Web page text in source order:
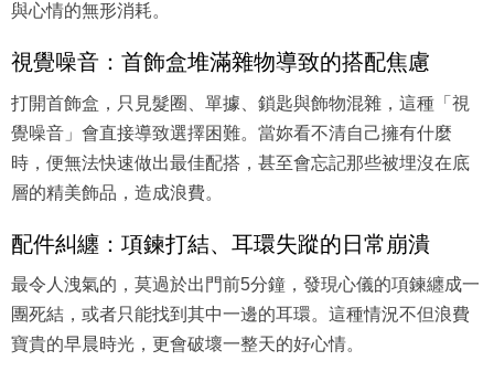
與心情的無形消耗。
視覺噪音：首飾盒堆滿雜物導致的搭配焦慮
打開首飾盒，只見髮圈、單據、鎖匙與飾物混雜，這種「視
覺噪音」會直接導致選擇困難。當妳看不清自己擁有什麼
時，便無法快速做出最佳配搭，甚至會忘記那些被埋沒在底
層的精美飾品，造成浪費。
配件糾纏：項鍊打結、耳環失蹤的日常崩潰
最令人洩氣的，莫過於出門前5分鐘，發現心儀的項鍊纏成一
團死結，或者只能找到其中一邊的耳環。這種情況不但浪費
寶貴的早晨時光，更會破壞一整天的好心情。